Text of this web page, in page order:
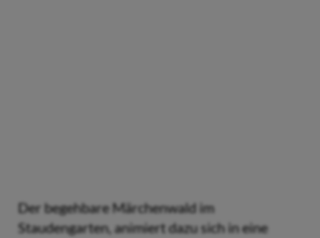
Der begehbare Märchenwald im
Staudengarten, animiert dazu sich in eine